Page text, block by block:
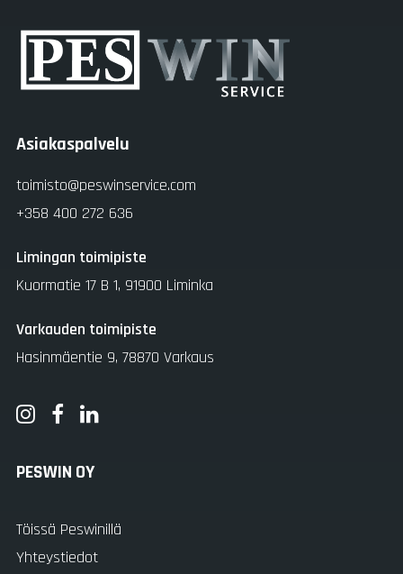
Asiakaspalvelu
toimisto@peswinservice.com
+358 400 272 636
Limingan toimipiste
Kuormatie 17 B 1, 91900 Liminka
Varkauden toimipiste
Hasinmäentie 9, 78870 Varkaus
PESWIN OY
Töissä Peswinillä
Yhteystiedot